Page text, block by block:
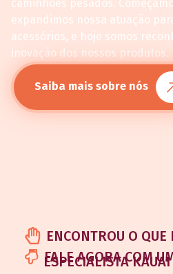
caminhões pesados.
expandimos nossa atuação
acessórios, e hoje somos
inovação dos nossos produtos.
Saiba mais sobre nós
ENCONTROU O QUE
FALE AGORA COM
ESPECIALISTA